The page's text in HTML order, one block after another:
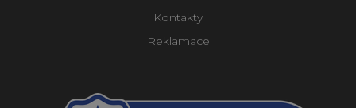
Kontakty
Reklamace